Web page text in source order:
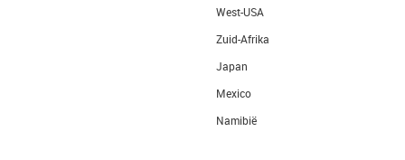
West-USA
Zuid-Afrika
Japan
Mexico
Namibië